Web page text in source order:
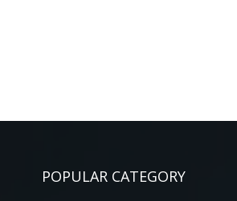
POPULAR CATEGORY